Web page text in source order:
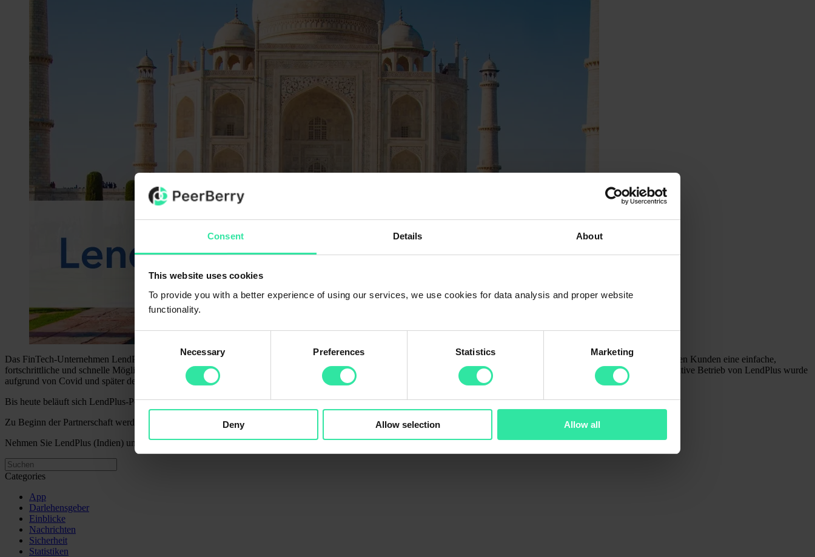
Consent Details About
This website uses cookies
To provide you with a better experience of using our services, we use cookies for data analysis and proper website
functionality.
Necessary Preferences Statistics Marketing
Deny Allow selection Allow all
Das FinTech-Unternehmen LendPlus (rechtlicher Name: “Aventus Technology India Private Limited”) ist ein Online-Kreditunternehmen der Aventus Group in Indien, das lokalen Kunden eine einfache,
fortschrittliche und schnelle Möglichkeit bietet, einen Kredit zu erhalten. Das Unternehmen wurde Anfang 2021 gegründet und begann Ende 2022 mit der Kreditvergabe. Der aktive Betrieb von LendPlus wurde
aufgrund von Covid und später des Ukrainekrieges verschoben.
Bis heute beläuft sich LendPlus-Portfolio auf 0,5 Mio. EUR. Bei LendPlus in Indien sind derzeit 29 Mitarbeiter beschäftigt. Die Webseite des Unternehmens:https://lendplus.in/.
Zu Beginn der Partnerschaft werden die Kredite von LendPlus (Indien) zweimal wöchentlich und später dreimal wöchentlich auf der PeerBerry-Plattform verfügbar sein.
Nehmen Sie LendPlus (Indien) unbedingt in Ihre Auto-Invest-Strategien auf, falls diese Kredite Ihrer Anlagestrategie entsprechen.
Categories
App
Darlehensgeber
Einblicke
Nachrichten
Sicherheit
Statistiken